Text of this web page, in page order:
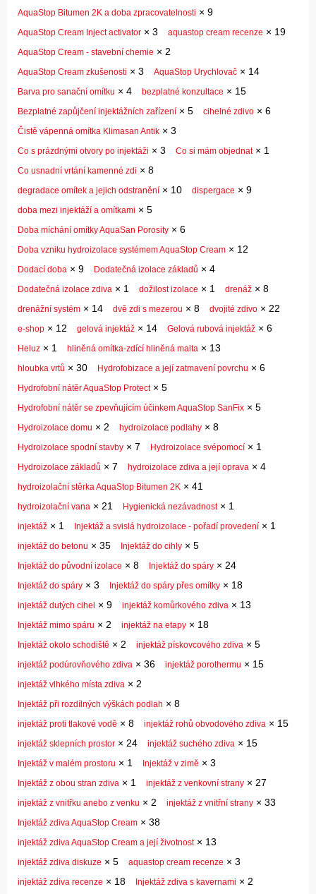
AquaStop Bitumen 2K a doba zpracovatelnosti × 9
AquaStop Cream Inject activator × 3 aquastop cream recenze × 19
AquaStop Cream - stavební chemie × 2
AquaStop Cream zkušenosti × 3 AquaStop Urychlovač × 14
Barva pro sanační omítku × 4 bezplatné konzultace × 15
Bezplatné zapůjčení injektážních zařízení × 5 cihelné zdivo × 6
Čistě vápenná omítka Klimasan Antik × 3
Co s prázdnými otvory po injektáži × 3 Co si mám objednat× 1
Co usnadní vrtání kamenné zdi × 8
degradace omítek a jejich odstranění × 10 dispergace × 9
doba mezi injektáží a omítkami × 5
Doba míchání omítky AquaSan Porosity × 6
Doba vzniku hydroizolace systémem AquaStop Cream × 12
Dodací doba × 9 Dodatečná izolace základů × 4
Dodatečná izolace zdiva × 1 dožilost izolace × 1 drenáž × 8
drenážní systém × 14 dvě zdi s mezerou × 8 dvojité zdivo × 22
e-shop × 12 gelová injektáž × 14 Gelová rubová injektáž × 6
Heluz × 1 hliněná omítka-zdící hliněná malta × 13
hloubka vrtů × 30 Hydrofobizace a její zatmavení povrchu × 6
Hydrofobní nátěr AquaStop Protect× 5
Hydrofobní nátěr se zpevňujícím účinkem AquaStop SanFix × 5
Hydroizolace domu × 2 hydroizolace podlahy × 8
Hydroizolace spodní stavby × 7 Hydroizolace svépomocí × 1
Hydroizolace základů × 7 hydroizolace zdiva a její oprava × 4
hydroizolační stěrka AquaStop Bitumen 2K × 41
hydroizolační vana × 21 Hygienická nezávadnost× 1
injektáž × 1 Injektáž a svislá hydroizolace - pořadí provedení × 1
injektáž do betonu × 35 Injektáž do cihly × 5
Injektáž do původní izolace × 8 Injektáž do spáry × 24
Injektáž do spáry × 3 Injektáž do spáry přes omítky × 18
injektáž dutých cihel × 9 injektáž komůrkového zdiva × 13
Injektáž mimo spáru × 2 injektáž na etapy × 18
Injektáž okolo schodiště × 2 injektáž pískovcového zdiva × 5
injektáž podúrovňového zdiva × 36 injektáž porothermu × 15
injektáž vlhkého místa zdiva × 2
Injektáž při rozdílných výškách podlah × 8
injektáž proti tlakové vodě × 8 injektáž rohů obvodového zdiva × 15
injektáž sklepních prostor × 24 injektáž suchého zdiva × 15
Injektáž v malém prostoru × 1 Injektáž v zimě × 3
Injektáž z obou stran zdiva × 1 injektáž z venkovní strany × 27
injektáž z vnitřku anebo z venku × 2 injektáž z vnitřní strany × 33
Injektáž zdiva AquaStop Cream × 38
injektáž zdiva AquaStop Cream a její životnost× 13
injektáž zdiva diskuze × 5 aquastop cream recenze × 3
injektáž zdiva recenze × 18 Injektáž zdiva s kavernami × 2